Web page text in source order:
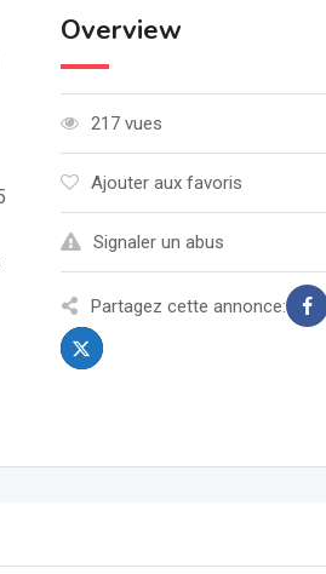
Overview
217 vues
Ajouter aux favoris
Signaler un abus
Partagez cette annonce: